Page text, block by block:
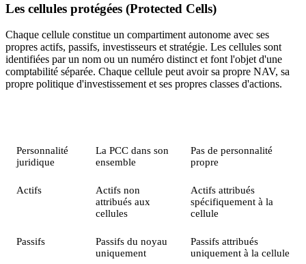
Les cellules protégées (Protected Cells)
Chaque cellule constitue un compartiment autonome avec ses
propres actifs, passifs, investisseurs et stratégie. Les cellules sont
identifiées par un nom ou un numéro distinct et font l'objet d'une
comptabilité séparée. Chaque cellule peut avoir sa propre NAV, sa
propre politique d'investissement et ses propres classes d'actions.
Personnalité
juridique
La PCC dans son
ensemble
Pas de personnalité
propre
Actifs
Actifs non
attribués aux
cellules
Actifs attribués
spécifiquement à la
cellule
Passifs
Passifs du noyau
uniquement
Passifs attribués
uniquement à la cellule